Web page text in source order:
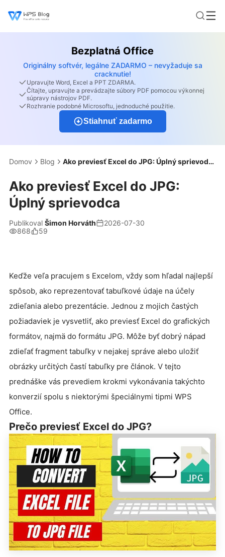
Bezplatná Office
Originálny softvér, legálne ZADARMO – nevyžaduje sa
cracknutie!
Upravujte Word, Excel a PPT ZDARMA.
Čítajte, upravujte a prevádzajte súbory PDF pomocou výkonnej
súpravy nástrojov PDF.
Rozhranie podobné Microsoftu, jednoduché použitie.
Stiahnuť zadarmo
Domov Blog Ako previesť Excel do JPG: Úplný sprievodca
Ako previesť Excel do JPG:
Úplný sprievodca
Publikoval Šimon Horváth
2026-07-30
868
59
Keďže veľa pracujem s Excelom, vždy som hľadal najlepší
spôsob, ako reprezentovať tabuľkové údaje na účely
zdieľania alebo prezentácie. Jednou z mojich častých
požiadaviek je vysvetliť, ako previesť Excel do grafických
formátov, najmä do formátu JPG. Môže byť dobrý nápad
zdieľať fragment tabuľky v nejakej správe alebo uložiť
obrázky určitých častí tabuľky pre článok. V tejto
prednáške vás prevediem krokmi vykonávania takýchto
konverzií spolu s niektorými špeciálnymi tipmi WPS
Office.
Prečo previesť Excel do JPG?